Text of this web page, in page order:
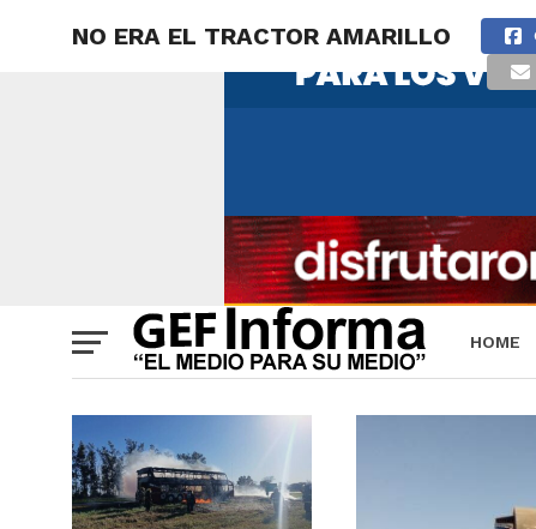
HOME
NO ERA EL TRACTOR AMARILLO